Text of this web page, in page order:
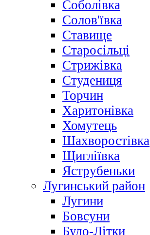
Соболівка
Солов'ївка
Ставище
Старосільці
Стрижівка
Студениця
Торчин
Харитонівка
Хомутець
Шахворостівка
Щигліївка
Яструбеньки
Лугинський район
Лугини
Бовсуни
Будо-Літки